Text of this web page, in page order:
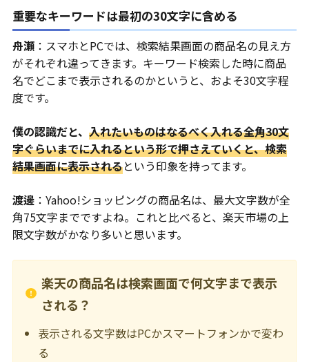
重要なキーワードは最初の30文字に含める
舟瀬 ：スマホとPCでは、検索結果画面の商品名の見え方
がそれぞれ違ってきます。キーワード検索した時に商品
名でどこまで表示されるのかというと、およそ30文字程
度です。
僕の認識だと、入れたいものはなるべく入れる全角30文
字ぐらいまでに入れるという形で押さえていくと、検索
結果画面に表示されるという印象を持ってます。
渡邊 ：Yahoo!ショッピングの商品名は、最大文字数が全
角75文字までですよね。これと比べると、楽天市場の上
限文字数がかなり多いと思います。
楽天の商品名は検索画面で何文字まで表示
される？
表示される文字数はPCかスマートフォンかで変わ
る